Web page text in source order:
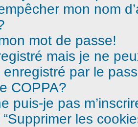
mon nom
mot de passe!
mais je ne
par le
COPPA?
puis-je pas
les